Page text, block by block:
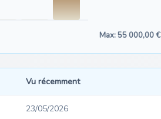
Max: 55 000,00 €
Vu récemment
23/05/2026